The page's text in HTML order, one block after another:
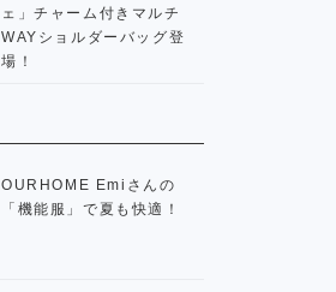
ェ」チャーム付きマルチ
WAYショルダーバッグ登
場！
OURHOME Emiさんの
「機能服」で夏も快適！